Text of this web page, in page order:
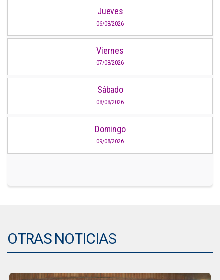
Jueves
06/08/2026
Viernes
07/08/2026
Sábado
08/08/2026
Domingo
09/08/2026
OTRAS NOTICIAS